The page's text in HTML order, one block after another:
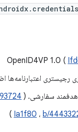
هدفمند سفارشی. (
Ia1f80 ، b/
)